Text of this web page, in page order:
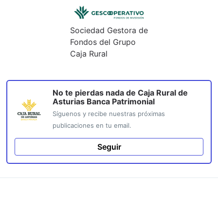
Sociedad Gestora de
Fondos del Grupo
Caja Rural
No te pierdas nada de Caja Rural de
Asturias Banca Patrimonial
Síguenos y recibe nuestras próximas
publicaciones en tu email.
Seguir